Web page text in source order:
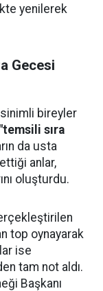
yenilerek
Gecesi
bireyler
"temsili sıra
da usta
anlar,
oluşturdu.
top oynayarak
ise
tam not aldı.
Başkanı